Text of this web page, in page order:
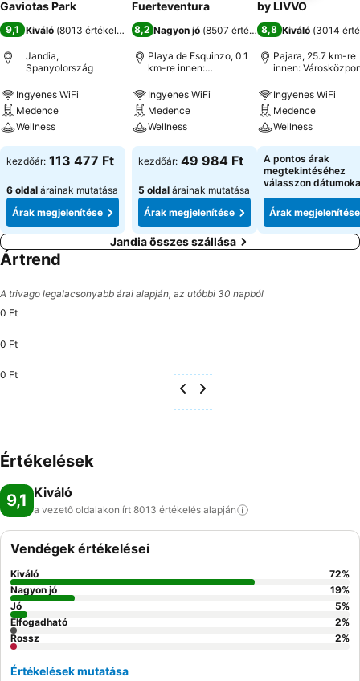
Gaviotas Park
9,1 Kiváló (8013 értékelés
Jandia,
Spanyolország
Ingyenes WiFi
Medence
Wellness
kezdőár: 113 477 Ft
6 oldal árainak mutatása
Árak megjelenítése
Fuerteventura
8,2 Nagyon jó (8507 értékelés)
Playa de Esquinzo, 0.1
km-re innen:
Ingyenes WiFi
Medence
Wellness
kezdőár: 49 984 Ft
5 oldal árainak mutatása
Árak megjelenítése
by LIVVO
8,8 Kiváló (3014
Pajara, 25.7 km-re
innen:
Ingyenes WiFi
Medence
Wellness
A pontos árak
megtekintéséhez
válasszon
Árak megjelenítése
Jandia összes szállása
Ártrend
A trivago legalacsonyabb árai alapján, az utóbbi 30 napból
0 Ft
0 Ft
0 Ft
Értékelések
9,1 Kiváló
a vezető oldalakon írt 8013 értékelés alapján
Vendégek értékelései
Kiváló 72%
Nagyon jó
19%
Jó
5%
Elfogadható
2%
Rossz
2%
Értékelések mutatása